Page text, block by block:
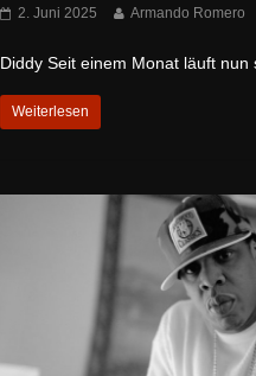
2. Juni 2025 Armando Romero
Diddy Seit einem Monat läuft
Weiterlesen